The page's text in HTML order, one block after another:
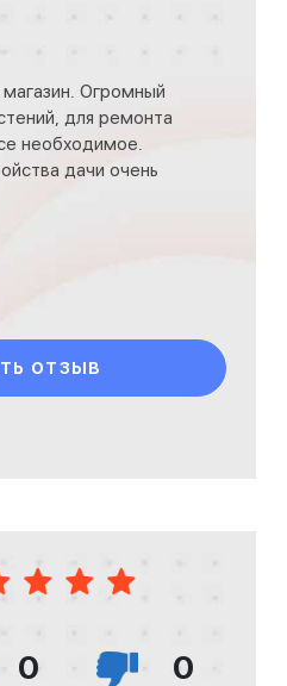
Огромный
для ремонта
необходимое.
дачи очень
ОТЗЫВ
0 0